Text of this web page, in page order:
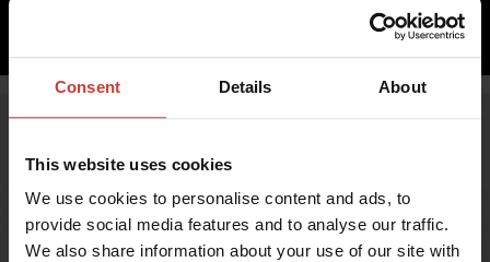
Consent Details About
This website uses cookies
We use cookies to personalise content and ads, to
provide social media features and to analyse our traffic.
We also share information about your use of our site with
LISÄÄ OSTOSKORIIN